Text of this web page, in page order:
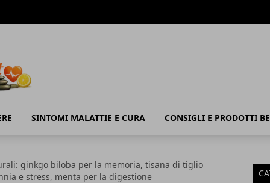
SINTOMI MALATTIE E CURA CONSIGLI E PRODOTTI
ginkgo biloba per la memoria, tisana di tiglio
e stress, menta per la digestione